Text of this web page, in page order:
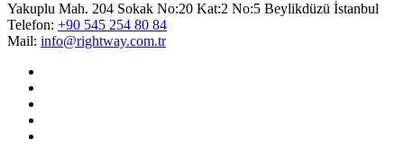
Yakuplu Mah. 204 Sokak No:20 Kat:2 No:5 Beylikdüzü İstanbul
Telefon: +90 545 254 80 84
Mail: info@rightway.com.tr